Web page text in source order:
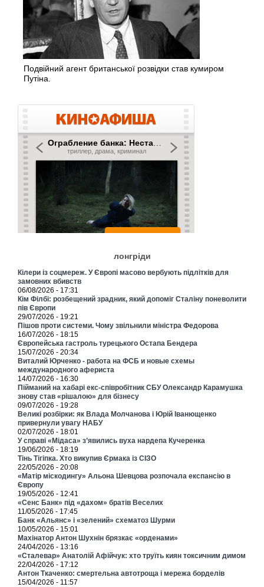
Подвійний агент британської розвідки став кумиром
Путіна.
лонгріди
Кілери із соцмереж. У Європі масово вербують підлітків для
замовних вбивств
06/08/2026 - 17:31
Кім Філбі: розбещений зрадник, який допоміг Сталіну поневолити
пів Європи
29/07/2026 - 19:21
Пішов проти системи. Чому звільнили міністра Федорова
16/07/2026 - 18:15
Європейська гастроль турецького Остапа Бендера
15/07/2026 - 20:34
Виталий Юрченко - работа на ФСБ и новые схемы
международного афериста
14/07/2026 - 16:30
Пійманий на хабарі екс-співробітник СБУ Олександр Карамушка
знову став «рішалою» для бізнесу
09/07/2026 - 19:28
Великі розбірки: як Влада Молчанова і Юрій Іванющенко
привернули увагу НАБУ
02/07/2026 - 18:01
У справі «Мідаса» з’явились вуха нардепа Кучеренка
19/06/2026 - 18:19
Тінь Тігіпка. Хто викупив Єрмака із СІЗО
22/05/2026 - 20:08
«Матір міскодингу» Альона Шевцова розпочала експансію в
Європу
19/05/2026 - 12:41
«Сенс Банк» під «дахом» братів Веселих
11/05/2026 - 17:45
Банк «Альянс» і «зелений» схематоз Шурми
10/05/2026 - 15:01
Махінатор Антон Шухнін брязкає «орденами»
24/04/2026 - 13:16
«Сталевар» Анатолій Афійчук: хто труїть киян токсичним димом
22/04/2026 - 17:12
Антон Ткаченко: смертельна автотроща і мережа борделів
15/04/2026 - 11:57